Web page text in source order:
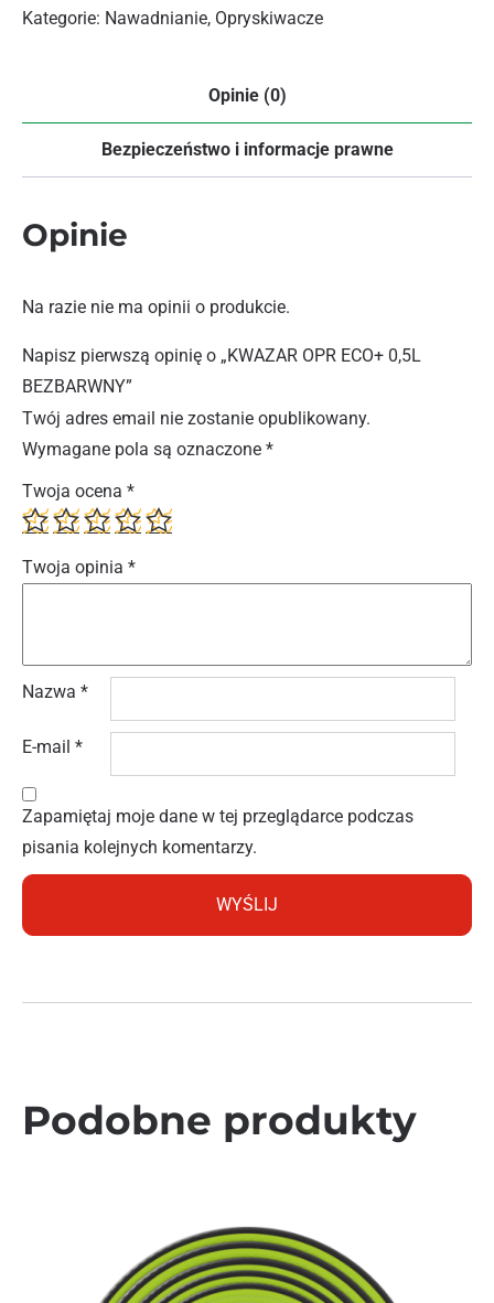
Kategorie: Nawadnianie, Opryskiwacze
Opinie (0)
Bezpieczeństwo i informacje prawne
Opinie
Na razie nie ma opinii o produkcie.
Napisz pierwszą opinię o „KWAZAR OPR ECO+ 0,5L
BEZBARWNY”
Twój adres email nie zostanie opublikowany.
Wymagane pola są oznaczone *
Twoja ocena *
Twoja opinia *
Nazwa *
E-mail *
Zapamiętaj moje dane w tej przeglądarce podczas
pisania kolejnych komentarzy.
Podobne produkty